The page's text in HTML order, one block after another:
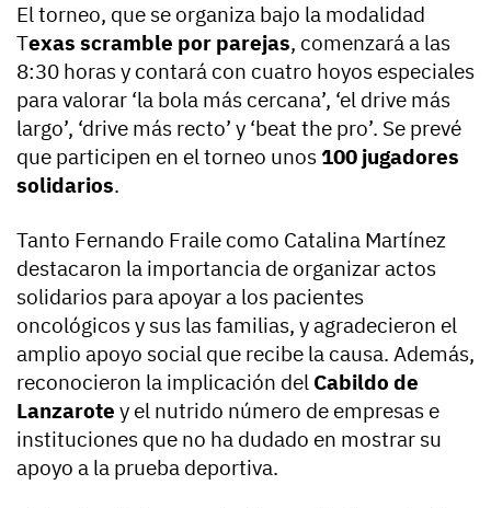
El torneo, que se organiza bajo la modalidad
Texas scramble por parejas, comenzará a las
8:30 horas y contará con cuatro hoyos especiales
para valorar ‘la bola más cercana’, ‘el drive más
largo’, ‘drive más recto’ y ‘beat the pro’. Se prevé
que participen en el torneo unos 100 jugadores
solidarios.
Tanto Fernando Fraile como Catalina Martínez
destacaron la importancia de organizar actos
solidarios para apoyar a los pacientes
oncológicos y sus las familias, y agradecieron el
amplio apoyo social que recibe la causa. Además,
reconocieron la implicación del Cabildo de
Lanzarote y el nutrido número de empresas e
instituciones que no ha dudado en mostrar su
apoyo a la prueba deportiva.